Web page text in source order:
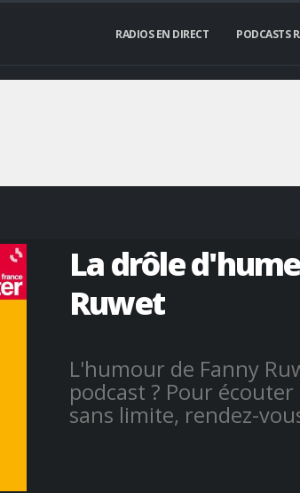
RADIOS EN DIRECT PODCASTS
La drôle
Ruwet
L'humour de Fanny
podcast ? Pour
sans limite, rendez-